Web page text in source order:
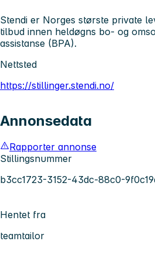
Stendi er Norges største private
tilbud innen heldøgns bo- og
assistanse (BPA).
Nettsted
https://stillinger.stendi.no/
Annonsedata
Rapporter annonse
Stillingsnummer
b3cc1723-3152-43dc-88c0-
Hentet fra
teamtailor